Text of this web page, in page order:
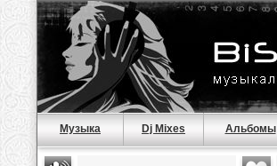
Музыка Dj Mixes Альбомы